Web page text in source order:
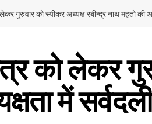
गुरुवार को स्पीकर अध्यक्ष रबीन्द्र नाथ महतो की
को लेकर
में